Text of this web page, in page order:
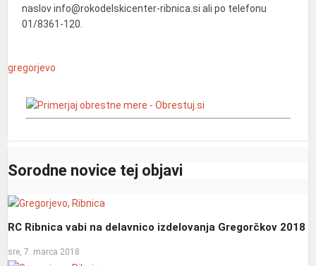
naslov info@rokodelskicenter-ribnica.si ali po telefonu
01/8361-120.
gregorjevo
Sorodne novice tej objavi
RC Ribnica vabi na delavnico izdelovanja Gregorčkov 2018
sre, 7. marca 2018